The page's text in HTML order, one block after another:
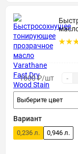
1600₽/шт -
Выберите цвет
Вариант
0,236 л. 0,946 л.